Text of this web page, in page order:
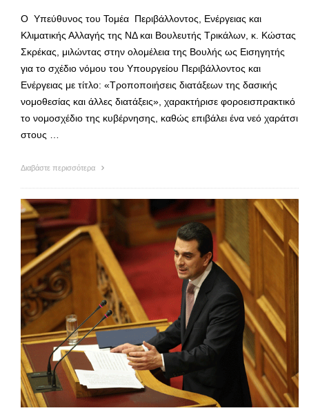
Ο Υπεύθυνος του Τομέα Περιβάλλοντος, Ενέργειας και
Κλιματικής Αλλαγής της ΝΔ και Βουλευτής Τρικάλων, κ. Κώστας
Σκρέκας, μιλώντας στην ολομέλεια της Βουλής ως Εισηγητής
για το σχέδιο νόμου του Υπουργείου Περιβάλλοντος και
Ενέργειας με τίτλο: «Τροποποιήσεις διατάξεων της δασικής
νομοθεσίας και άλλες διατάξεις», χαρακτήρισε φοροεισπρακτικό
το νομοσχέδιο της κυβέρνησης, καθώς επιβάλει ένα νεό χαράτσι
στους …
Διαβάστε περισσότερα